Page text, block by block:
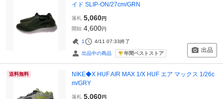
イド SLIP-ON/27cm/GRN
落札 5,060円
開始 4,600円
1 4/11 07:33終了
出品中の商品 年間ベストストア 出品
送料無料
NIKE◆X HUF AIR MAX 1/X HUF エア マックス 1/26c
m/GRY
落札 5,060円